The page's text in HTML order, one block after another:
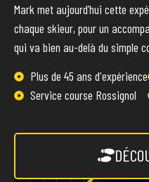
Mark met aujourd’hui cette
chaque skieur, pour un
qui va bien au-delà du simple
Plus de 45 ans d'expérience
Service course Rossignol